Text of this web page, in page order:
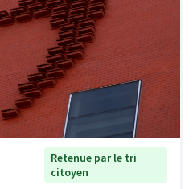
Retenue par le tri
citoyen